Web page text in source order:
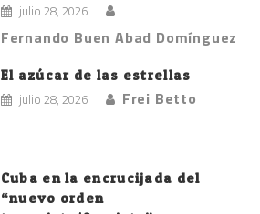
julio 28, 2026
Fernando Buen Abad Domínguez
El azúcar de las estrellas
julio 28, 2026 Frei Betto
Cuba en la encrucijada del
“nuevo orden